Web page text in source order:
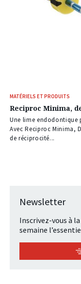
MATÉRIELS ET PRODUITS
Reciproc Minima,
Une lime endodontique
Avec Reciproc Minima,
de réciprocité...
Newsletter
Inscrivez-vous à
semaine